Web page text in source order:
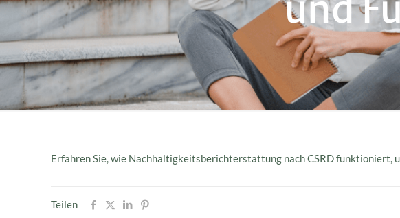
Erfahren Sie, wie Nachhaltigkeitsberichterstattung nach CSRD funktioniert,
Teilen